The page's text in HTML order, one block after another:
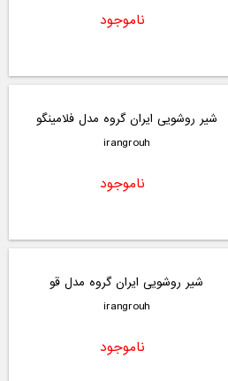
ناموجود
شیر روشویی ایران گروه مدل فلامینگو
irangrouh
ناموجود
شیر روشویی ایران گروه مدل قو
irangrouh
ناموجود